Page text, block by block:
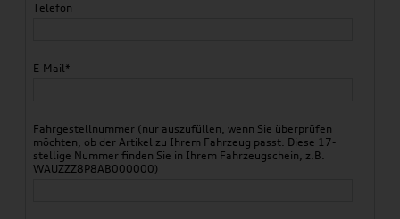
Telefon
E-Mail*
Fahrgestellnummer (nur auszufüllen, wenn Sie überprüfen
möchten, ob der Artikel zu Ihrem Fahrzeug passt. Diese 17-
stellige Nummer finden Sie in Ihrem Fahrzeugschein, z.B.
WAUZZZ8P8AB000000)